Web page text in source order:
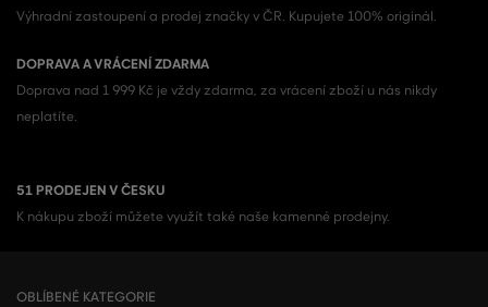
Výhradní zastoupení a prodej značky v ČR. Kupujete 100% originál.
DOPRAVA A VRÁCENÍ ZDARMA
Doprava nad 1 999 Kč je vždy zdarma, za vrácení zboží u nás nikdy
neplatíte.
51 PRODEJEN V ČESKU
K nákupu zboží můžete využít také naše kamenné prodejny.
OBLÍBENÉ KATEGORIE